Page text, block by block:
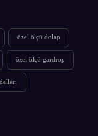
özel ölçü dolap
özel ölçü gardrop